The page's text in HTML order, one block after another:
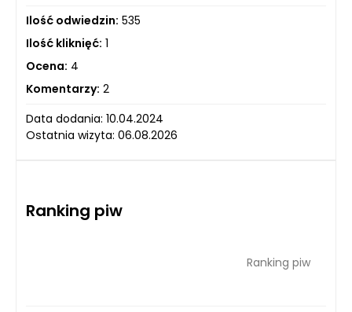
Ilość odwiedzin: 535
Ilość kliknięć: 1
Ocena: 4
Komentarzy: 2
Data dodania: 10.04.2024
Ostatnia wizyta: 06.08.2026
Ranking piw
Ranking piw